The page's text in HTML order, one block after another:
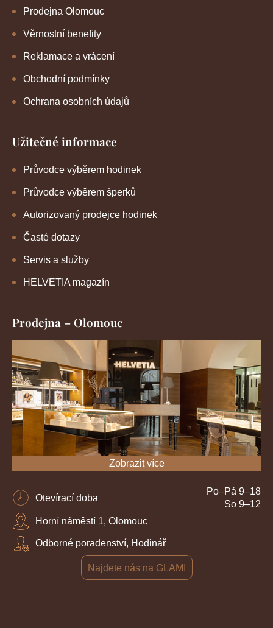
Prodejna Olomouc
Věrnostní benefity
Reklamace a vrácení
Obchodní podmínky
Ochrana osobních údajů
Užitečné informace
Průvodce výběrem hodinek
Průvodce výběrem šperků
Autorizovaný prodejce hodinek
Časté dotazy
Servis a služby
HELVETIA magazín
Prodejna – Olomouc
Zobrazit více
Otevírací doba
Po–Pá 9–18
So 9–12
Horní náměstí 1, Olomouc
Odborné poradenství, Hodinář
Najdete nás na GLAMI